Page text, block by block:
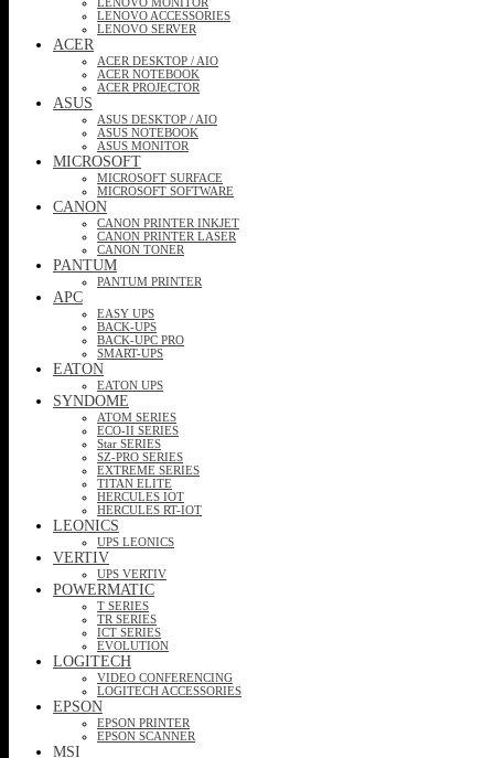
LENOVO ACCESSORIES
LENOVO SERVER
ACER
ACER DESKTOP / AIO
ACER NOTEBOOK
ACER PROJECTOR
ASUS
ASUS DESKTOP / AIO
ASUS NOTEBOOK
ASUS MONITOR
MICROSOFT
MICROSOFT SURFACE
MICROSOFT SOFTWARE
CANON
CANON PRINTER INKJET
CANON PRINTER LASER
CANON TONER
PANTUM
PANTUM PRINTER
APC
EASY UPS
BACK-UPS
BACK-UPC PRO
SMART-UPS
EATON
EATON UPS
SYNDOME
ATOM SERIES
ECO-II SERIES
Star SERIES
SZ-PRO SERIES
EXTREME SERIES
TITAN ELITE
HERCULES IOT
HERCULES RT-IOT
LEONICS
UPS LEONICS
VERTIV
UPS VERTIV
POWERMATIC
T SERIES
TR SERIES
ICT SERIES
EVOLUTION
LOGITECH
VIDEO CONFERENCING
LOGITECH ACCESSORIES
EPSON
EPSON PRINTER
EPSON SCANNER
MSI